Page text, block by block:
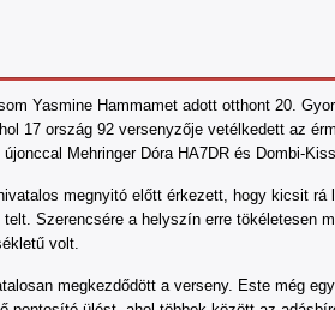
Yasmine Hammamet adott otthont 20.
17 ország 92 versenyzője vetélkedett az
Mehringer Dóra HA7DR és Dombi-
megnyitó előtt érkezett, hogy kicsit
Szerencsére a helyszín erre tökéletesen
volt.
megkezdődött a verseny. Este még